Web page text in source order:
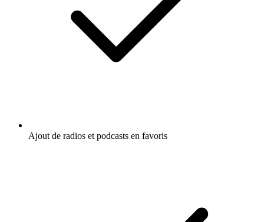
Ajout de radios et podcasts en favoris